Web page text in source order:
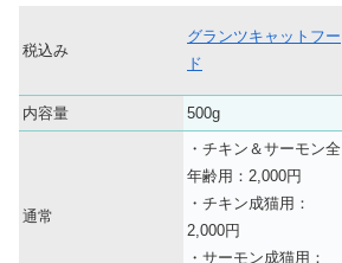
税込み
グランツキャットフー
ド
内容量
500g
通常
・チキン＆サーモン全
年齢用：2,000円
・チキン成猫用：
2,000円
・サーモン成猫用：